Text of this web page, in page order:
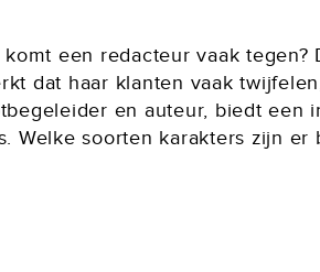
een redacteur vaak
dat haar klanten vaak
en auteur, biedt een
Welke soorten karakters zijn